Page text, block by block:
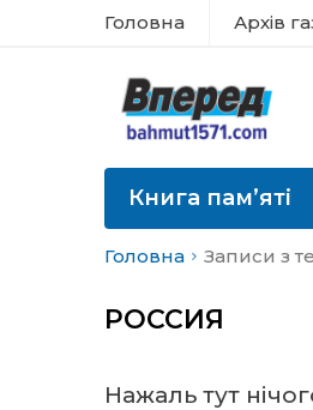
Головна Архів
Книга пам’яті
Головна Записи з
РОССИЯ
Нажаль тут